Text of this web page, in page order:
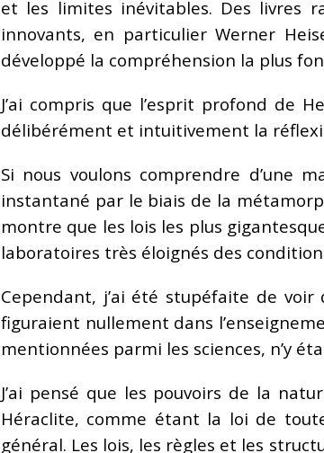
et les limites inévitables. Des livres
innovants, en particulier Werner
développé la compréhension la plus
J’ai compris que l’esprit profond de
délibérément et intuitivement la
Si nous voulons comprendre d’une
instantané par le biais de la
montre que les lois les plus
laboratoires très éloignés des
Cependant, j’ai été stupéfaite de
figuraient nullement dans
mentionnées parmi les sciences, n’y
J’ai pensé que les pouvoirs de la
Héraclite, comme étant la loi de
général. Les lois, les règles et les